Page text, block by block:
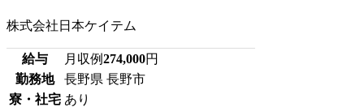
株式会社日本ケイテム
給与 月収例274,000円
勤務地
長野県 長野市
寮・社宅 あり